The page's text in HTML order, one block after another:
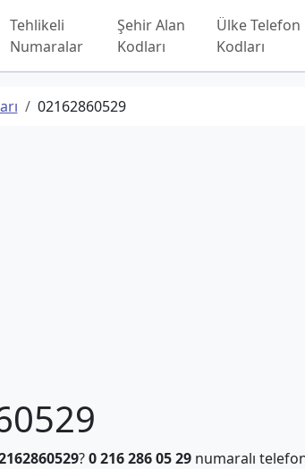
Tehlikeli
Numaralar
Şehir Alan
Kodları
Ülke Telefon
Kodları
02162860529
?0 216 286 05 29numaralı